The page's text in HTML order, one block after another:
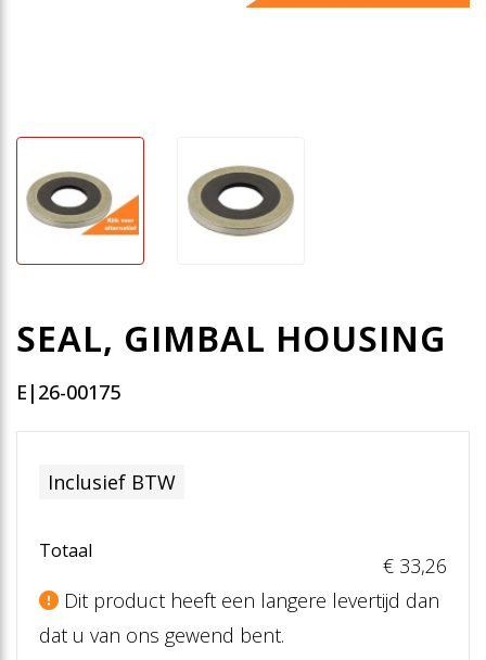
SEAL, GIMBAL HOUSING
E|26-00175
Inclusief BTW
Totaal
€ 33,26
Dit product heeft een langere levertijd dan
dat u van ons gewend bent.